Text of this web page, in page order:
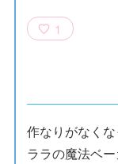
1
作なりがなく
ララの魔法ベ